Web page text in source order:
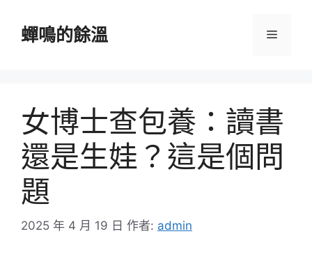
蟬鳴的餘溫 選
女博士查包養：讀書
還是生娃？這是個問
題
2025 年 4 月 19 日 作者: admin